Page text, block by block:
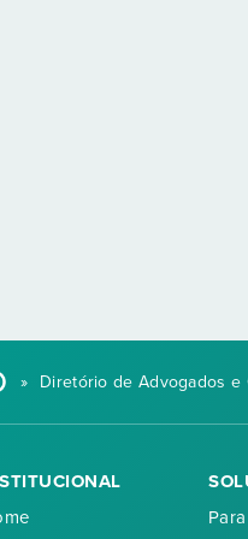
» Diretório de Advogados